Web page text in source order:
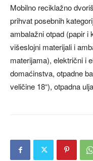
Mobilno reciklažno
prihvat posebnih
ambalažni otpad (papir i
višeslojni materijali i
materijama), električni i
domaćinstva, otpadne
veličine 18“), otpadna